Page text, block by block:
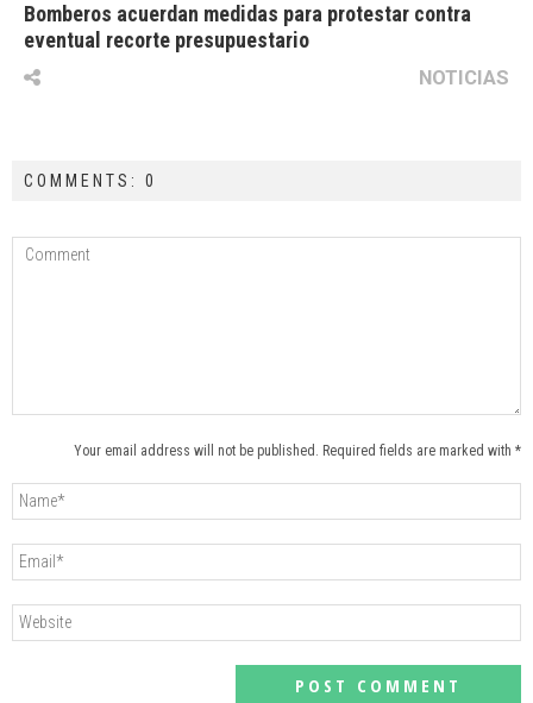
Bomberos acuerdan medidas para protestar contra
eventual recorte presupuestario
NOTICIAS
COMMENTS: 0
Your email address will not be published. Required fields are marked with *